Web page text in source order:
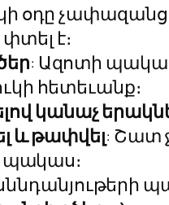
օդը չափազանց
է։
: Ազոտի
հետեւանք։
կանաչ
և թափվել: Շատ
պակաս։